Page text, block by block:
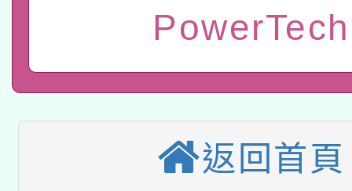
業技術研究院辦理「
用水績優單位及節水達
115年8月22日(星期六
本校115學年度第2次
招甄選結果公告(無人
適應運動共學行動站研
本館辦理115年度閱讀
PowerTech
返回首頁